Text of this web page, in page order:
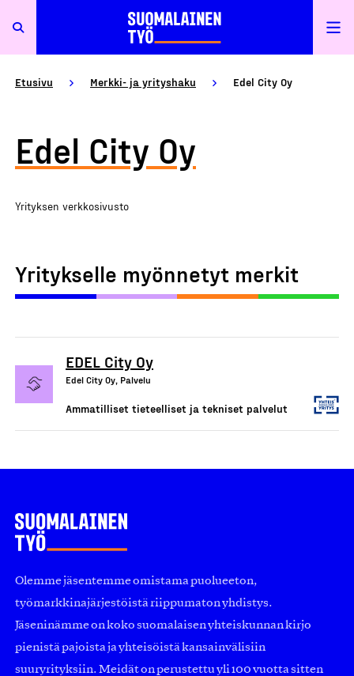
Etusivu Merkki- ja yrityshaku Edel City Oy
Edel City Oy
Yrityksen verkkosivusto
Yritykselle myönnetyt merkit
EDEL City Oy
Edel City Oy, Palvelu
Ammatilliset tieteelliset ja tekniset palvelut
Olemme jäsentemme omistama puolueeton,
työmarkkinajärjestöistä riippumaton yhdistys.
Jäseninämme on koko suomalaisen yhteiskunnan kirjo
pienistä pajoista ja yhteisöistä kansainvälisiin
suuryrityksiin. Meidät on perustettu yli 100 vuotta sitten